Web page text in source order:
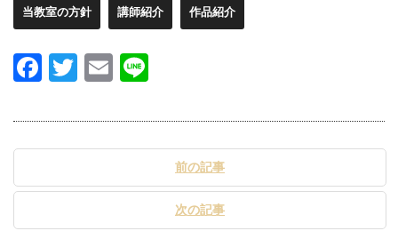
当教室の方針 講師紹介 作品紹介
Facebook
Twitter
Email
前の記事
次の記事